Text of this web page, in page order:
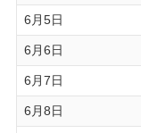
6月5日
6月6日
6月7日
6月8日